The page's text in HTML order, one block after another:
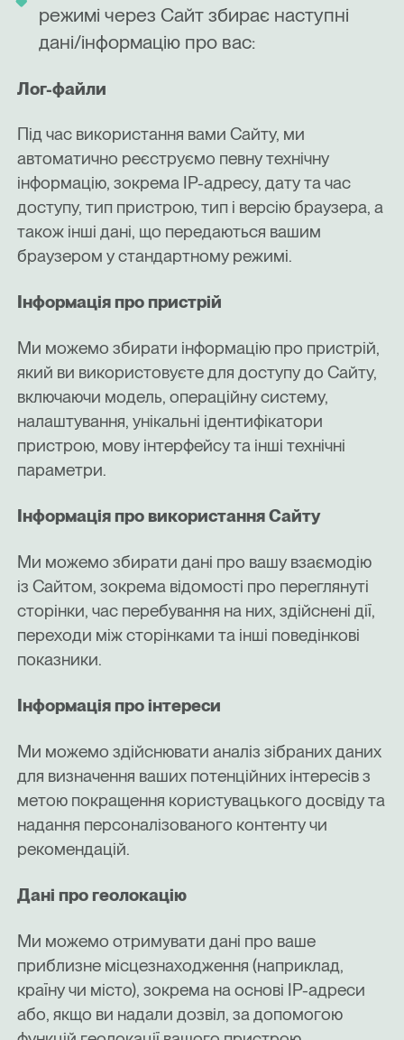
режимі через Сайт збирає наступні
дані/інформацію про вас:
Лог-файли
Під час використання вами Сайту, ми
автоматично реєструємо певну технічну
інформацію, зокрема IP-адресу, дату та час
доступу, тип пристрою, тип і версію браузера, а
також інші дані, що передаються вашим
браузером у стандартному режимі.
Інформація про пристрій
Ми можемо збирати інформацію про пристрій,
який ви використовуєте для доступу до Сайту,
включаючи модель, операційну систему,
налаштування, унікальні ідентифікатори
пристрою, мову інтерфейсу та інші технічні
параметри.
Інформація про використання Сайту
Ми можемо збирати дані про вашу взаємодію
із Сайтом, зокрема відомості про переглянуті
сторінки, час перебування на них, здійснені дії,
переходи між сторінками та інші поведінкові
показники.
Інформація про інтереси
Ми можемо здійснювати аналіз зібраних даних
для визначення ваших потенційних інтересів з
метою покращення користувацького досвіду та
надання персоналізованого контенту чи
рекомендацій.
Дані про геолокацію
Ми можемо отримувати дані про ваше
приблизне місцезнаходження (наприклад,
країну чи місто), зокрема на основі IP-адреси
або, якщо ви надали дозвіл, за допомогою